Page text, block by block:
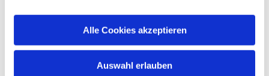
Alle Cookies akzeptieren
Auswahl erlauben